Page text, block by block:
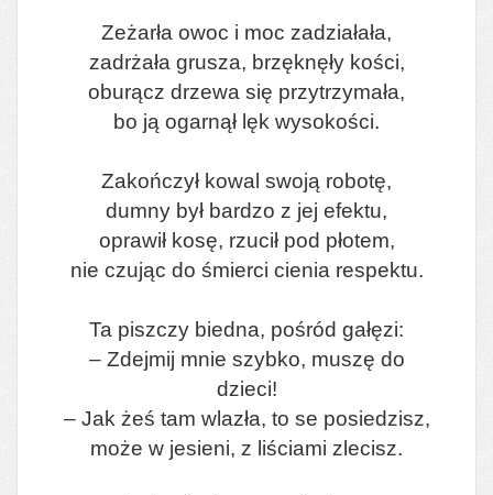
Zeżarła owoc i moc zadziałała,
zadrżała grusza, brzęknęły kości,
oburącz drzewa się przytrzymała,
bo ją ogarnął lęk wysokości.
Zakończył kowal swoją robotę,
dumny był bardzo z jej efektu,
oprawił kosę, rzucił pod płotem,
nie czując do śmierci cienia respektu.
Ta piszczy biedna, pośród gałęzi:
– Zdejmij mnie szybko, muszę do
dzieci!
– Jak żeś tam wlazła, to se posiedzisz,
może w jesieni, z liściami zlecisz.